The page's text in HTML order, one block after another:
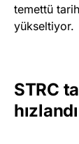
temettü
yükseltiyor.
STRC